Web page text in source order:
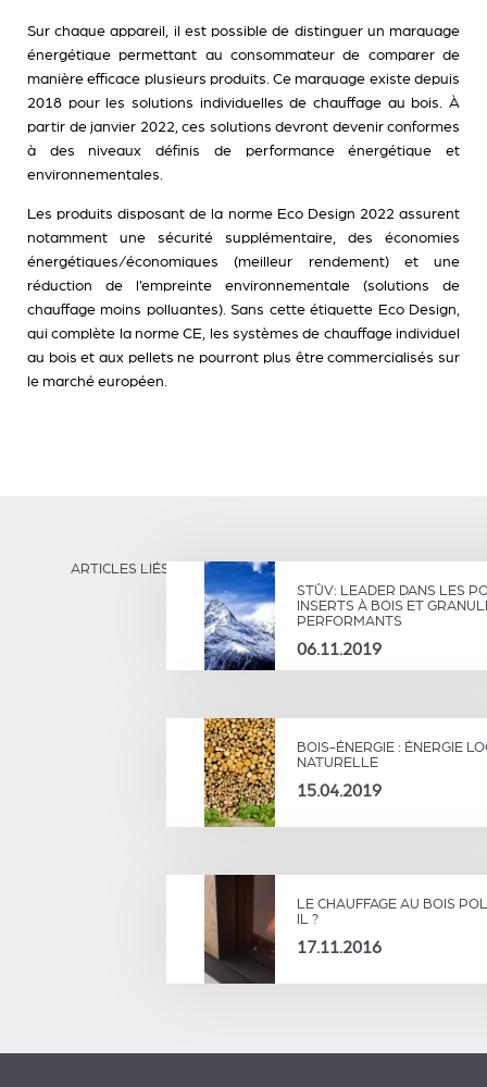
Sur chaque appareil, il est possible de distinguer un marquage
énergétique permettant au consommateur de comparer de
manière efficace plusieurs produits. Ce marquage existe depuis
2018 pour les solutions individuelles de chauffage au bois. À
partir de janvier 2022, ces solutions devront devenir conformes
à des niveaux définis de performance énergétique et
environnementales.
Les produits disposant de la norme Eco Design 2022 assurent
notamment une sécurité supplémentaire, des économies
énergétiques/économiques (meilleur rendement) et une
réduction de l’empreinte environnementale (solutions de
chauffage moins polluantes). Sans cette étiquette Eco Design,
qui complète la norme CE, les systèmes de chauffage individuel
au bois et aux pellets ne pourront plus être commercialisés sur
le marché européen.
ARTICLES LIÉS
STÛV: LEADER DANS LES
INSERTS À BOIS ET
PERFORMANTS
06.11.2019
BOIS-ÉNERGIE : ÉNERGIE
NATURELLE
15.04.2019
LE CHAUFFAGE AU BOIS
IL ?
17.11.2016